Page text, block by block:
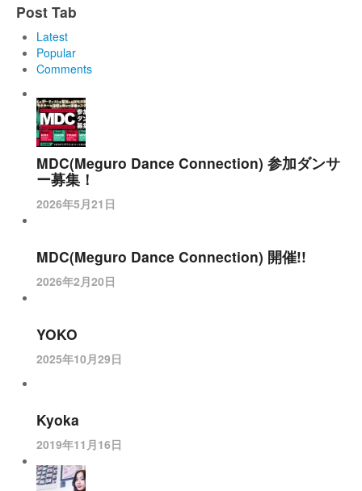
Post Tab
Latest
Popular
Comments
MDC(Meguro Dance Connection) 参加ダンサ
ー募集！
2026年5月21日
MDC(Meguro Dance Connection) 開催!!
2026年2月20日
YOKO
2025年10月29日
Kyoka
2019年11月16日